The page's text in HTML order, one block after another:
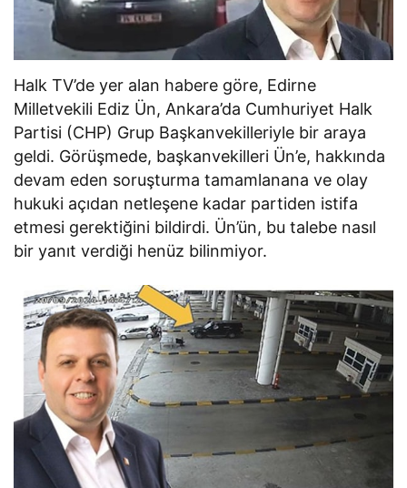
Halk TV’de yer alan habere göre, Edirne
Milletvekili Ediz Ün, Ankara’da Cumhuriyet Halk
Partisi (CHP) Grup Başkanvekilleriyle bir araya
geldi. Görüşmede, başkanvekilleri Ün’e, hakkında
devam eden soruşturma tamamlanana ve olay
hukuki açıdan netleşene kadar partiden istifa
etmesi gerektiğini bildirdi. Ün’ün, bu talebe nasıl
bir yanıt verdiği henüz bilinmiyor.